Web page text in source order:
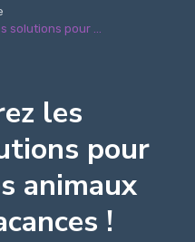
solutions pour ...
les
pour
animaux
!